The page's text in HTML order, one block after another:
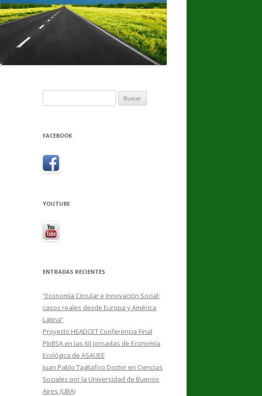
FACEBOOK
YOUTUBE
ENTRADAS RECIENTES
“Economía Circular e Innovación Social:
casos reales desde Europa y América
Latina”
Proyecto HEADCET Conferencia Final
PIIdISA en las XII Jornadas de Economía
Ecológica de ASAUEE
Juan Pablo Tagliafico Doctor en Ciencias
Sociales por la Universidad de Buenos
Aires (UBA)